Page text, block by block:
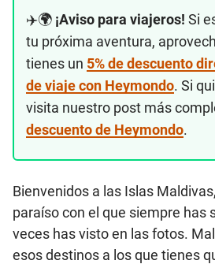
✈️🌍 ¡Aviso para viajeros! Si
tu próxima aventura,
tienes un 5% de descuento
de viaje con Heymondo. Si
visita nuestro post más
descuento de Heymondo.
Bienvenidos a las Islas
paraíso con el que siempre has
veces has visto en las fotos.
esos destinos a los que tienes